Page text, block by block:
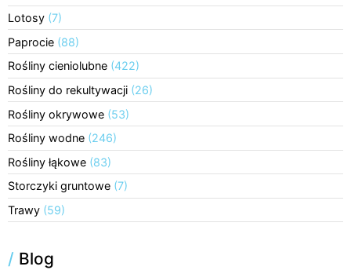
Lotosy (7)
Paprocie (88)
Rośliny cieniolubne (422)
Rośliny do rekultywacji (26)
Rośliny okrywowe (53)
Rośliny wodne (246)
Rośliny łąkowe (83)
Storczyki gruntowe (7)
Trawy (59)
/ Blog